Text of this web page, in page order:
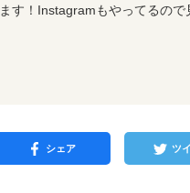
ます！Instagramもやってるので
シェア ツ